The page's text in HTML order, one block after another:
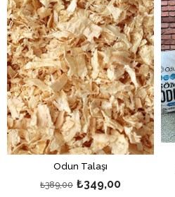
Odun Talaşı
₺349,00
₺389,00